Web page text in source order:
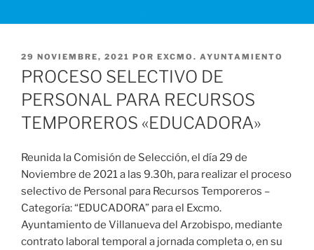
PUBLICADO
EL
29 NOVIEMBRE, 2021 POR EXCMO. AYUNTAMIENTO
PROCESO SELECTIVO DE
PERSONAL PARA RECURSOS
TEMPOREROS «EDUCADORA»
Reunida la Comisión de Selección, el día 29 de
Noviembre de 2021 a las 9.30h, para realizar el proceso
selectivo de Personal para Recursos Temporeros –
Categoría: “EDUCADORA” para el Excmo.
Ayuntamiento de Villanueva del Arzobispo, mediante
contrato laboral temporal a jornada completa o, en su